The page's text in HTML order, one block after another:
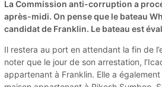
La Commission anti-corruption a
après-midi. On pense que le bateau
candidat de Franklin. Le bateau est
Il restera au port en attendant la fin de
noter que le jour de son arrestation,
appartenant à Franklin. Elle a